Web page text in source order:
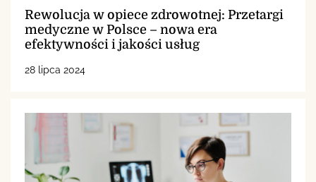
Rewolucja w opiece zdrowotnej: Przetargi
medyczne w Polsce – nowa era
efektywności i jakości usług
28 lipca 2024